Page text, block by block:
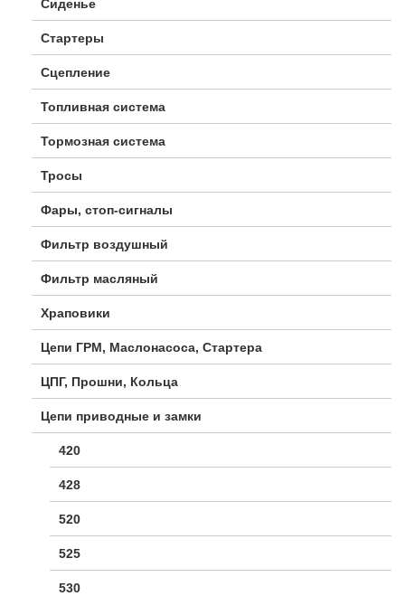
Сиденье
Стартеры
Сцепление
Топливная система
Тормозная система
Тросы
Фары, стоп-сигналы
Фильтр воздушный
Фильтр масляный
Храповики
Цепи ГРМ, Маслонасоса, Стартера
ЦПГ, Прошни, Кольца
Цепи приводные и замки
420
428
520
525
530